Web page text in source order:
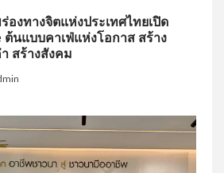
องทางจิตแห่งประเทศไทยเปิด
ต้นแบบคาเฟ่แห่งโอกาส สร้าง
สร้างสังคม